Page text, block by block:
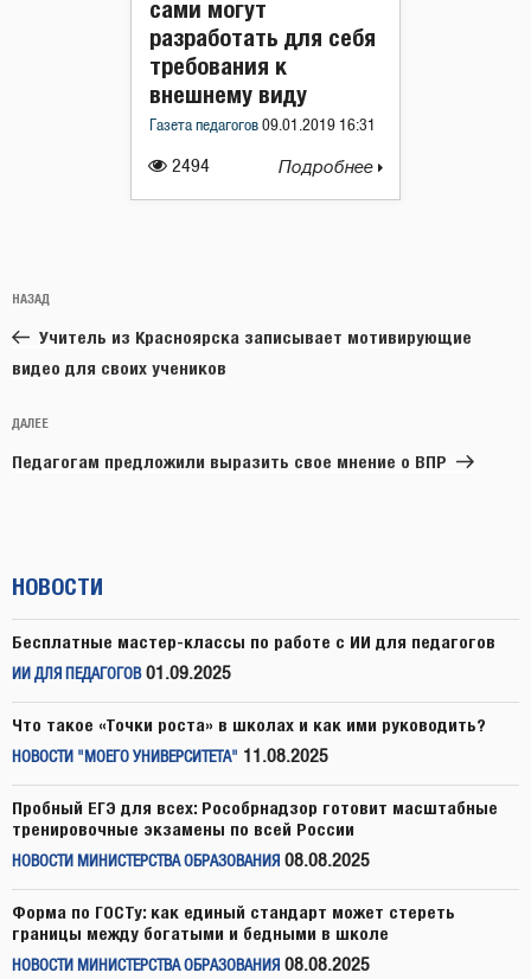
2494
сами могут
разработать для себя
требования к
внешнему виду
Газета педагогов 09.01.2019 16:31
Подробнее
по
записям
Предыдущая
запись:
НАЗАД
Учитель из Красноярска записывает мотивирующие
видео для своих учеников
Следующая
запись
ДАЛЕЕ
Педагогам предложили выразить свое мнение о ВПР
НОВОСТИ
Бесплатные мастер-классы по работе с ИИ для педагогов
ИИ ДЛЯ ПЕДАГОГОВ 01.09.2025
Что такое «Точки роста» в школах и как ими руководить?
НОВОСТИ "МОЕГО УНИВЕРСИТЕТА" 11.08.2025
Пробный ЕГЭ для всех: Рособрнадзор готовит масштабные
тренировочные экзамены по всей России
НОВОСТИ МИНИСТЕРСТВА ОБРАЗОВАНИЯ 08.08.2025
Форма по ГОСТу: как единый стандарт может стереть
границы между богатыми и бедными в школе
НОВОСТИ МИНИСТЕРСТВА ОБРАЗОВАНИЯ 08.08.2025